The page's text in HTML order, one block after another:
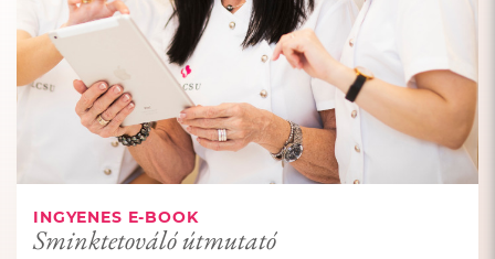
INGYENES E-BOOK
Sminktetováló útmutató